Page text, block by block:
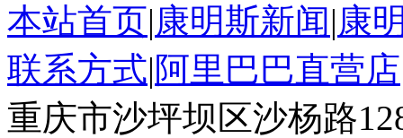
本站首页|康明斯新闻|康
联系方式|阿里巴巴直营店
重庆市沙坪坝区沙杨路